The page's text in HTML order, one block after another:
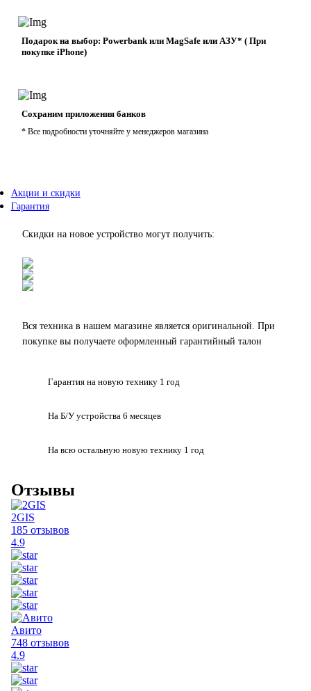
Подарок на выбор: Powerbank или MagSafe или AЗУ* ( При
покупке iPhone)
Сохраним приложения банков
* Все подробности уточняйте у менеджеров магазина
Акции и скидки
Гарантия
Скидки на новое устройство могут получить:
Вся техника в нашем магазине является оригинальной. При
покупке вы получаете оформленный гарантийный талон
Гарантия нановую технику 1 год
На Б/У устройства 6 месяцев
На всю остальнуюновую технику 1 год
Отзывы
2GIS
185 отзывов
4.9
Авито
748 отзывов
4.9